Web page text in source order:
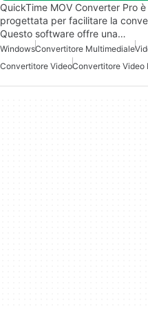
QuickTime MOV Converter Pro
progettata per facilitare la
Questo software offre una…
WindowsConvertitore Multimediale
Convertitore VideoConvertitore Video